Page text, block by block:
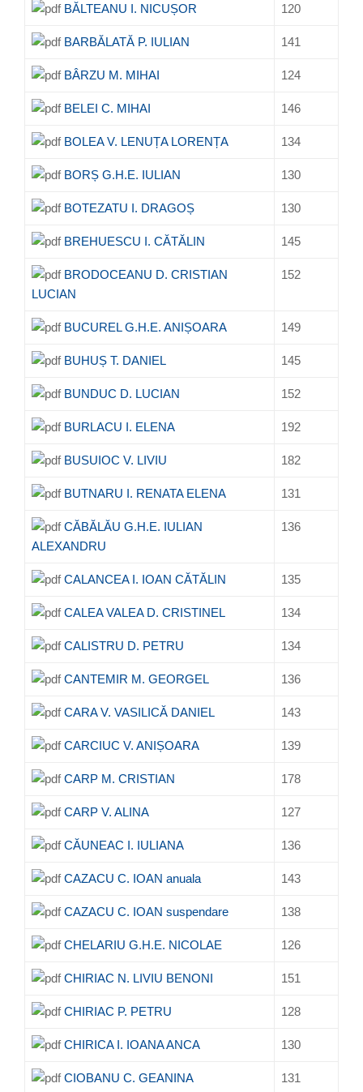
BĂLTEANU I. NICUȘOR 120
BARBĂLATĂ P. IULIAN 141
BÂRZU M. MIHAI 124
BELEI C. MIHAI 146
BOLEA V. LENUȚA LORENȚA 134
BORȘ G.H.E. IULIAN 130
BOTEZATU I. DRAGOȘ 130
BREHUESCU I. CĂTĂLIN 145
BRODOCEANU D. CRISTIAN
LUCIAN
152
BUCUREL G.H.E. ANIȘOARA 149
BUHUȘ T. DANIEL 145
BUNDUC D. LUCIAN 152
BURLACU I. ELENA 192
BUSUIOC V. LIVIU 182
BUTNARU I. RENATA ELENA 131
CĂBĂLĂU G.H.E. IULIAN
ALEXANDRU
136
CALANCEA I. IOAN CĂTĂLIN 135
CALEA VALEA D. CRISTINEL 134
CALISTRU D. PETRU 134
CANTEMIR M. GEORGEL 136
CARA V. VASILICĂ DANIEL 143
CARCIUC V. ANIȘOARA 139
CARP M. CRISTIAN 178
CARP V. ALINA 127
CĂUNEAC I. IULIANA 136
CAZACU C. IOAN anuala 143
CAZACU C. IOAN suspendare 138
CHELARIU G.H.E. NICOLAE 126
CHIRIAC N. LIVIU BENONI 151
CHIRIAC P. PETRU 128
CHIRICA I. IOANA ANCA 130
CIOBANU C. GEANINA 131